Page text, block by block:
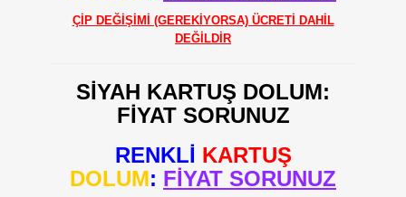
ÇİP DEĞİŞİMİ (GEREKİYORSA) ÜCRETİ DAHİL
DEĞİLDİR
SİYAH KARTUŞ DOLUM:
FİYAT SORUNUZ
RENKLİ KARTUŞ
DOLUM: FİYAT SORUNUZ